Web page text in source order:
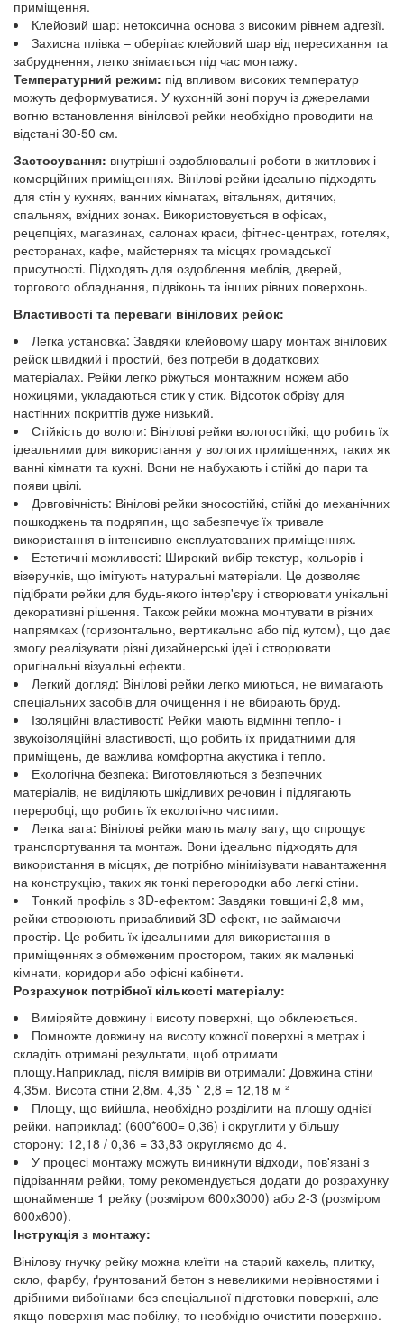
приміщення.
Клейовий шар: нетоксична основа з високим рівнем адгезії.
Захисна плівка – оберігає клейовий шар від пересихання та
забруднення, легко знімається під час монтажу.
Температурний режим: під впливом високих температур
можуть деформуватися. У кухонній зоні поруч із джерелами
вогню встановлення вінілової рейки необхідно проводити на
відстані 30-50 см.
Застосування: внутрішні оздоблювальні роботи в житлових і
комерційних приміщеннях. Вінілові рейки ідеально підходять
для стін у кухнях, ванних кімнатах, вітальнях, дитячих,
спальнях, вхідних зонах. Використовується в офісах,
рецепціях, магазинах, салонах краси, фітнес-центрах, готелях,
ресторанах, кафе, майстернях та місцях громадської
присутності. Підходять для оздоблення меблів, дверей,
торгового обладнання, підвіконь та інших рівних поверхонь.
Властивості та переваги вінілових рейок:
Легка установка: Завдяки клейовому шару монтаж вінілових
рейок швидкий і простий, без потреби в додаткових
матеріалах. Рейки легко ріжуться монтажним ножем або
ножицями, укладаються стик у стик. Відсоток обрізу для
настінних покриттів дуже низький.
Стійкість до вологи: Вінілові рейки вологостійкі, що робить їх
ідеальними для використання у вологих приміщеннях, таких як
ванні кімнати та кухні. Вони не набухають і стійкі до пари та
появи цвілі.
Довговічність: Вінілові рейки зносостійкі, стійкі до механічних
пошкоджень та подряпин, що забезпечує їх тривале
використання в інтенсивно експлуатованих приміщеннях.
Естетичні можливості: Широкий вибір текстур, кольорів і
візерунків, що імітують натуральні матеріали. Це дозволяє
підібрати рейки для будь-якого інтер'єру і створювати унікальні
декоративні рішення. Також рейки можна монтувати в різних
напрямках (горизонтально, вертикально або під кутом), що дає
змогу реалізувати різні дизайнерські ідеї і створювати
оригінальні візуальні ефекти.
Легкий догляд: Вінілові рейки легко миються, не вимагають
спеціальних засобів для очищення і не вбирають бруд.
Ізоляційні властивості: Рейки мають відмінні тепло- і
звукоізоляційні властивості, що робить їх придатними для
приміщень, де важлива комфортна акустика і тепло.
Екологічна безпека: Виготовляються з безпечних
матеріалів, не виділяють шкідливих речовин і підлягають
переробці, що робить їх екологічно чистими.
Легка вага: Вінілові рейки мають малу вагу, що спрощує
транспортування та монтаж. Вони ідеально підходять для
використання в місцях, де потрібно мінімізувати навантаження
на конструкцію, таких як тонкі перегородки або легкі стіни.
Тонкий профіль з 3D-ефектом: Завдяки товщині 2,8 мм,
рейки створюють привабливий 3D-ефект, не займаючи
простір. Це робить їх ідеальними для використання в
приміщеннях з обмеженим простором, таких як маленькі
кімнати, коридори або офісні кабінети.
Розрахунок потрібної кількості матеріалу:
Виміряйте довжину і висоту поверхні, що обклеюється.
Помножте довжину на висоту кожної поверхні в метрах і
складіть отримані результати, щоб отримати
площу.Наприклад, після вимірів ви отримали: Довжина стіни
4,35м. Висота стіни 2,8м. 4,35 * 2,8 = 12,18 м ²
Площу, що вийшла, необхідно розділити на площу однієї
рейки, наприклад: (600*600= 0,36) і округлити у більшу
сторону: 12,18 / 0,36 = 33,83 округляємо до 4.
У процесі монтажу можуть виникнути відходи, пов'язані з
підрізанням рейки, тому рекомендується додати до розрахунку
щонайменше 1 рейку (розміром 600х3000) або 2-3 (розміром
600х600).
Інструкція з монтажу:
Вінілову гнучку рейку можна клеїти на старий кахель, плитку,
скло, фарбу, ґрунтований бетон з невеликими нерівностями і
дрібними вибоїнами без спеціальної підготовки поверхні, але
якщо поверхня має побілку, то необхідно очистити поверхню.